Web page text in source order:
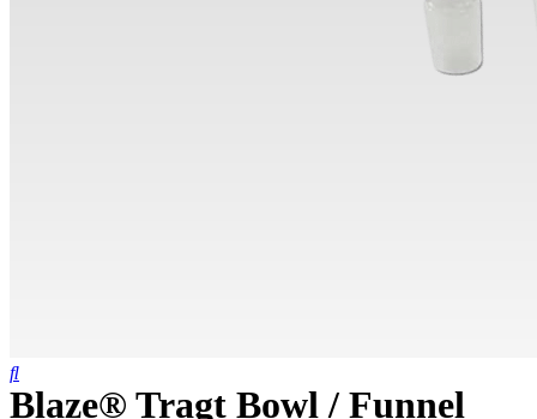
Blaze® Tragt Bowl / Funnel